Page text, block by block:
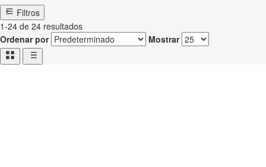
Filtros
1-24 de 24 resultados
Ordenar por
Mostrar